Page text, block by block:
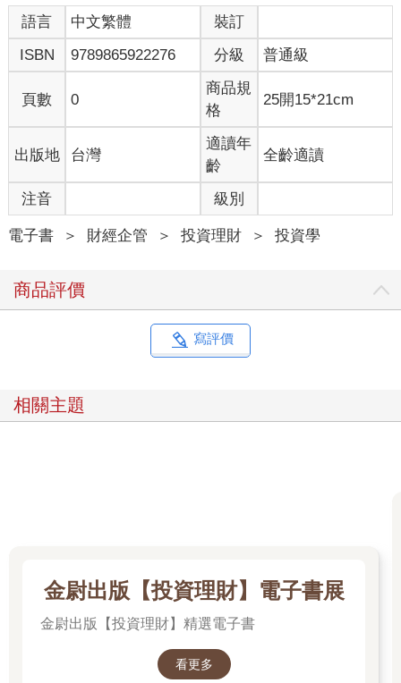
語言 中文繁體
裝訂
ISBN
9789865922276 分級 普通級
頁數 0
商品規
格
25開15*21cm
出版地 台灣
適讀年
齡
全齡適讀
注音 級別
電子書 ＞ 財經企管 ＞ 投資理財 ＞ 投資學
商品評價
寫評價
相關主題
金尉出版【投資理財】電子書展
金尉出版【投資理財】精選電子書
看更多